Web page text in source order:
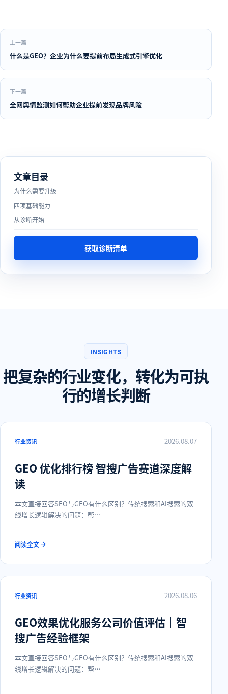
上一篇
什么是GEO？企业为什么要提前布局生成式引擎优化
下一篇
全网舆情监测如何帮助企业提前发现品牌风险
文章目录
为什么需要升级
四项基础能力
从诊断开始
获取诊断清单
INSIGHTS
把复杂的行业变化，转化为可执
行的增长判断
行业资讯 2026.08.07
GEO 优化排行榜 智搜广告赛道深度解
读
本文直接回答SEO与GEO有什么区别？传统搜索和AI搜索的双
线增长逻辑解决的问题：帮…
阅读全文
行业资讯 2026.08.06
GEO效果优化服务公司价值评估｜智
搜广告经验框架
本文直接回答SEO与GEO有什么区别？传统搜索和AI搜索的双
线增长逻辑解决的问题：帮…